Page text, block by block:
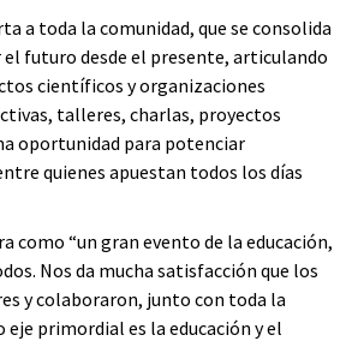
a toda la comunidad, que se consolida
futuro desde el presente, articulando
científicos y organizaciones
talleres, charlas, proyectos
oportunidad para potenciar
quienes apuestan todos los días
“un gran evento de la educación,
Nos da mucha satisfacción que los
y colaboraron, junto con toda la
primordial es la educación y el